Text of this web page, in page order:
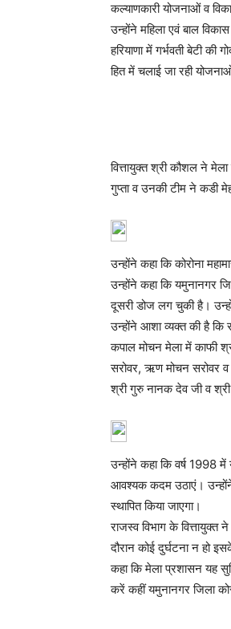
कल्याणकारी योजनाओं व
उन्होंने महिला एवं बाल
हरियाणा में गर्भवती बेटी की
हित में चलाई जा रही
वित्तायुक्त श्री कौशल ने
गुप्ता व उनकी टीम ने कडी
उन्होंने कहा कि कोरोना
उन्होंने कहा कि यमुनानगर
दूसरी डोज लग चुकी है।
उन्होंने आशा व्यक्त की है
कपाल मोचन मेला में काफी
सरोवर, ऋण मोचन सरोवर
श्री गुरु नानक देव जी व श्री
उन्होंने कहा कि वर्ष 1998
आवश्यक कदम उठाएं। उन्होंने
स्थापित किया जाएगा।
राजस्व विभाग के
दौरान कोई दुर्घटना न हो
कहा कि मेला प्रशासन यह
करें कहीं यमुनानगर जिला